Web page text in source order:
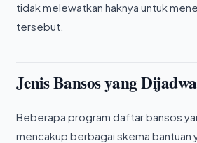
tidak melewatkan haknya untuk
tersebut.
Jenis Bansos yang
Beberapa program daftar bansos
mencakup berbagai skema bantuan